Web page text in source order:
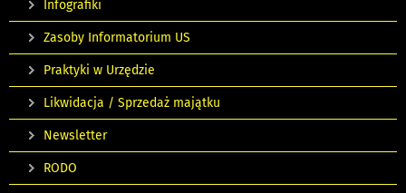
Infografiki
Zasoby Informatorium US
Praktyki w Urzędzie
Likwidacja / Sprzedaż majątku
Newsletter
RODO